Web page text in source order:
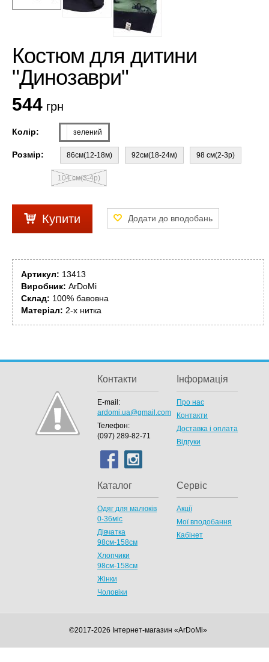
Костюм для дитини
"Динозаври"
544 грн
Колір: зелений
Розмір: 86см(12-18м) 92см(18-24м) 98 см(2-3р)
104 см(3-4р)
Купити
Артикул: 13413
Виробник: ArDoMi
Склад: 100% бавовна
Матеріал: 2-х нитка
Контакти
E-mail:
ardomi.ua@gmail.com
Телефон:
(097) 289-82-71
Інформація
Про нас
Контакти
Доставка і оплата
Відгуки
Каталог
Одяг для малюків
0-36міс
Дівчатка
98cм-158см
Хлопчики
98см-158см
Жінки
Чоловіки
Сервіс
Акції
Мої вподобання
Кабінет
©2017-2026 Інтернет-магазин «ArDoMi»